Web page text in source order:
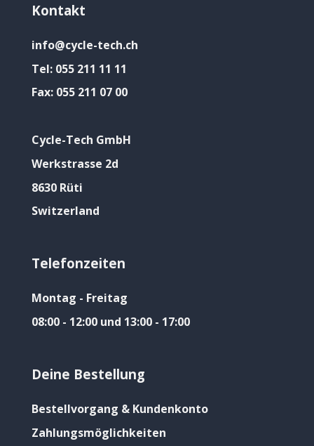
Kontakt
info@cycle-tech.ch
Tel: 055 211 11 11
Fax: 055 211 07 00
Cycle-Tech GmbH
Werkstrasse 2d
8630 Rüti
Switzerland
Telefonzeiten
Montag - Freitag
08:00 - 12:00 und 13:00 - 17:00
Deine Bestellung
Bestellvorgang & Kundenkonto
Zahlungsmöglichkeiten